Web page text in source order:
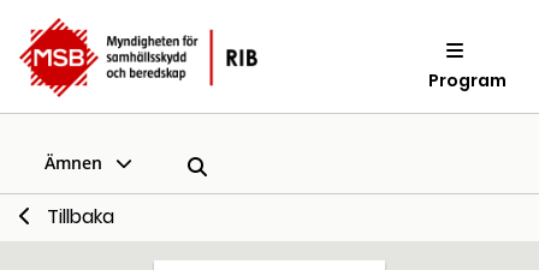
Program
Ämnen
Tillbaka